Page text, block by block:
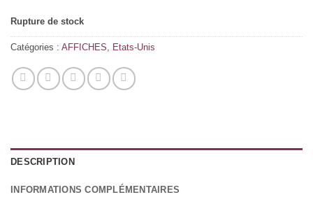
Rupture de stock
Catégories : AFFICHES Etats-Unis
DESCRIPTION
INFORMATIONS COMPLÉMENTAIRES